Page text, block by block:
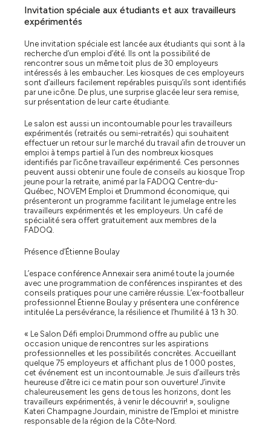
Invitation spéciale aux étudiants et aux travailleurs
expérimentés
Une invitation spéciale est lancée aux étudiants qui sont à la
recherche d’un emploi d’été. Ils ont la possibilité de
rencontrer sous un même toit plus de 30 employeurs
intéressés à les embaucher. Les kiosques de ces employeurs
sont d’ailleurs facilement repérables puisqu’ils sont identifiés
par une icône. De plus, une surprise glacée leur sera remise,
sur présentation de leur carte étudiante.
Le salon est aussi un incontournable pour les travailleurs
expérimentés (retraités ou semi-retraités) qui souhaitent
effectuer un retour sur le marché du travail afin de trouver un
emploi à temps partiel à l’un des nombreux kiosques
identifiés par l’icône travailleur expérimenté. Ces personnes
peuvent aussi obtenir une foule de conseils au kiosque Trop
jeune pour la retraite, animé par la FADOQ Centre-du-
Québec, NOVEM Emploi et Drummond économique, qui
présenteront un programme facilitant le jumelage entre les
travailleurs expérimentés et les employeurs. Un café de
spécialité sera offert gratuitement aux membres de la
FADOQ.
Présence d’Étienne Boulay
L’espace conférence Annexair sera animé toute la journée
avec une programmation de conférences inspirantes et des
conseils pratiques pour une carrière réussie. L’ex-footballeur
professionnel Étienne Boulay y présentera une conférence
intitulée La persévérance, la résilience et l’humilité à 13 h 30.
« Le Salon Défi emploi Drummond offre au public une
occasion unique de rencontres sur les aspirations
professionnelles et les possibilités concrètes. Accueillant
quelque 75 employeurs et affichant plus de 1 000 postes,
cet événement est un incontournable. Je suis d’ailleurs très
heureuse d’être ici ce matin pour son ouverture! J’invite
chaleureusement les gens de tous les horizons, dont les
travailleurs expérimentés, à venir le découvrir! », souligne
Kateri Champagne Jourdain, ministre de l’Emploi et ministre
responsable de la région de la Côte-Nord.